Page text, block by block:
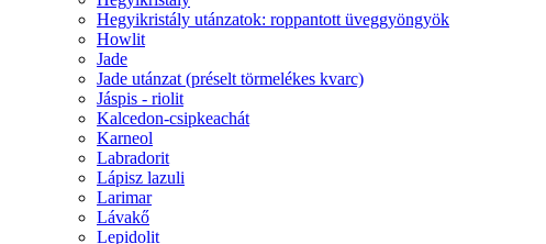
Hegyikristály utánzatok: roppantott üveggyöngyök
Howlit
Jade
Jade utánzat (préselt törmelékes kvarc)
Jáspis - riolit
Kalcedon-csipkeachát
Karneol
Labradorit
Lápisz lazuli
Larimar
Lávakő
Lepidolit